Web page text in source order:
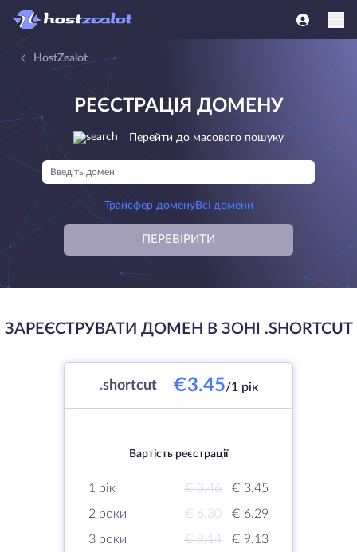
HostZealot
РЕЄСТРАЦІЯ ДОМЕНУ
Перейти до масового пошуку
Трансфер доменуВсі домени
ПЕРЕВІРИТИ
ЗАРЕЄСТРУВАТИ ДОМЕН В ЗОНІ .SHORTCUT
.shortcut €3.45/1 рік
Вартість реєстрації
1 рік € 3.46
€ 3.45
2 роки
€ 6.30
€ 6.29
3 роки
€ 9.14
€ 9.13